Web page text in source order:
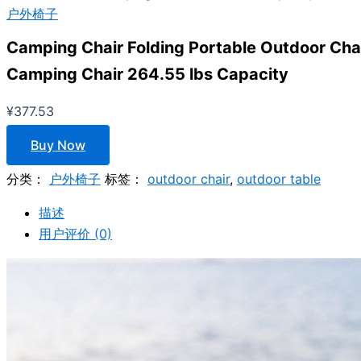
户外椅子
Camping Chair Folding Portable Outdoor
Camping Chair 264.55 lbs Capacity
¥377.53
Buy Now
分类： 户外椅子 标签： outdoor chair, outdoor table
描述
用户评价 (0)